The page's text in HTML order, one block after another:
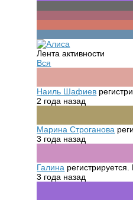
Лента активности
Вся
Наиль Шафиев
2 года назад
Марина Строганова
3 года назад
Галина
3 года назад